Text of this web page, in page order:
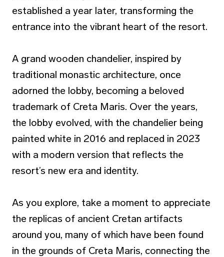
established a year later, transforming the
entrance into the vibrant heart of the resort.
A grand wooden chandelier, inspired by
traditional monastic architecture, once
adorned the lobby, becoming a beloved
trademark of Creta Maris. Over the years,
the lobby evolved, with the chandelier being
painted white in 2016 and replaced in 2023
with a modern version that reflects the
resort’s new era and identity.
As you explore, take a moment to appreciate
the replicas of ancient Cretan artifacts
around you, many of which have been found
in the grounds of Creta Maris, connecting the